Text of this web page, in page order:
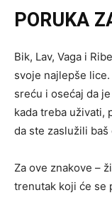
PORUKA
Bik, Lav, Vaga i
svoje najlepše
sreću i osećaj da
kada treba uživati,
da ste zaslužili
Za ove znakove –
trenutak koji će se